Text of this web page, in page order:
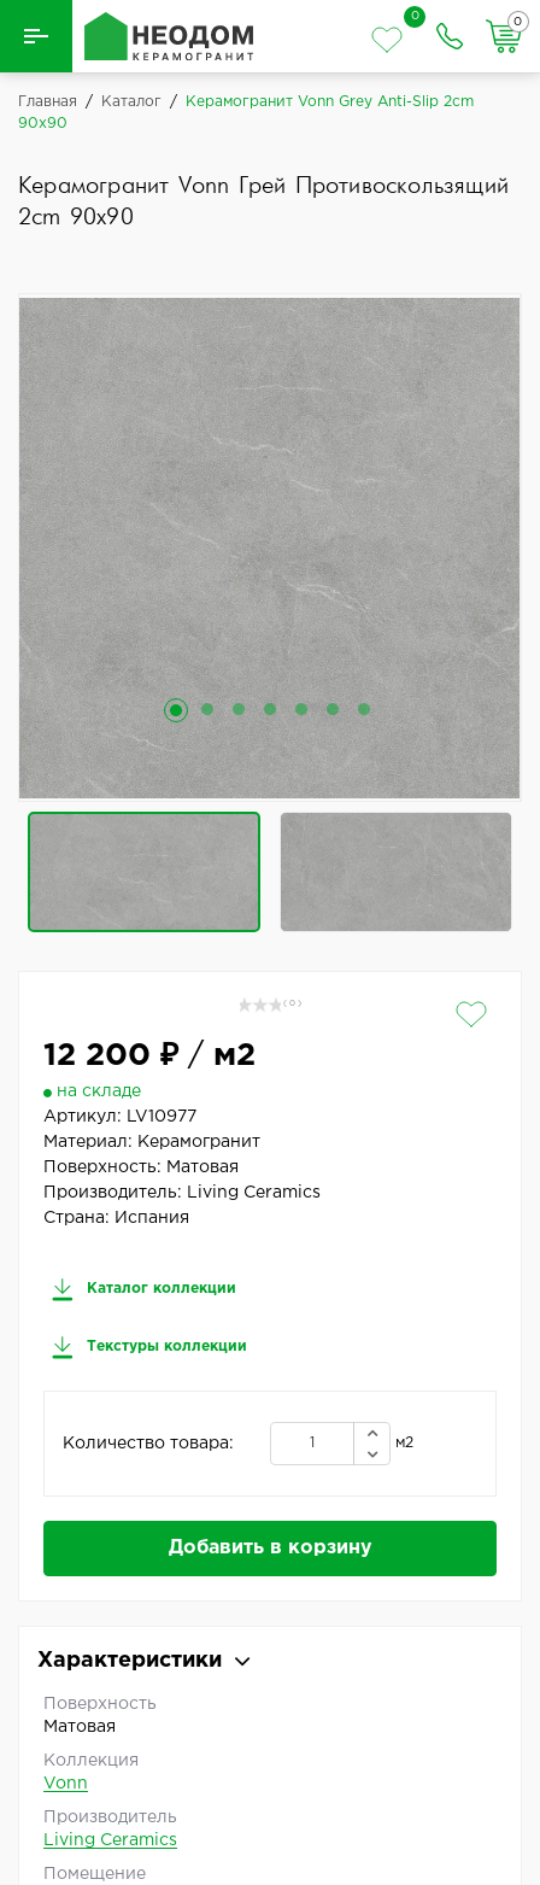
Назад
0
0
Главная / Каталог /
Керамогранит Vonn Grey Anti-Slip 2cm
90x90
Керамогранит Vonn Грей Противоскользящий
2cm 90x90
( 0 )
12 200 ₽/ м2
на складе
Артикул:
LV10977
Материал: Керамогранит
Поверхность: Матовая
Производитель:
Living Ceramics
Страна: Испания
Каталог коллекции
Текстуры коллекции
Количество товара: м2
Добавить в корзину
Характеристики
Поверхность
Матовая
Коллекция
Vonn
Производитель
Living Ceramics
Помещение